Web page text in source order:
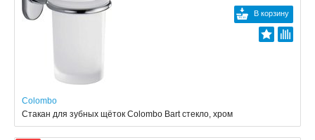
В корзину
Colombo
Стакан для зубных щёток Colombo Bart стекло, хром